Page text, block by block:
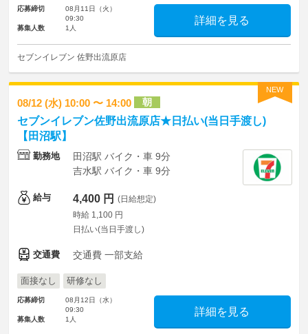
応募締切
08月11日（火）
09:30
募集人数
1人
詳細を見る
セブンイレブン 佐野出流原店
NEW
08/12 (水) 10:00 〜 14:00 朝
セブンイレブン佐野出流原店★日払い(当日手渡し)
【田沼駅】
勤務地
田沼駅 バイク・車 9分
吉水駅 バイク・車 9分
給与 4,400 円 (日給想定)
時給 1,100 円
日払い(当日手渡し)
交通費 交通費 一部支給
面接なし 研修なし
応募締切
08月12日（水）
09:30
募集人数
1人
詳細を見る